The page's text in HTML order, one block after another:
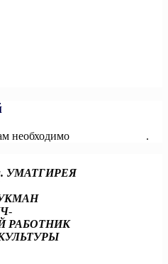
необходимо
.
УМАТГИРЕЯ
-
РАБОТНИК